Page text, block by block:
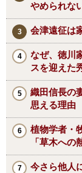
やめられな
会津遠征は
なぜ、徳川
スを迎えた
織田信長の
思える理由
植物学者・
「草木への
今さら他人